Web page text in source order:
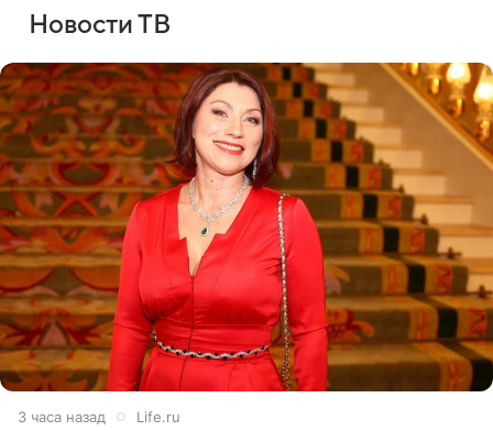
Новости ТВ
3 часа назад Life.ru